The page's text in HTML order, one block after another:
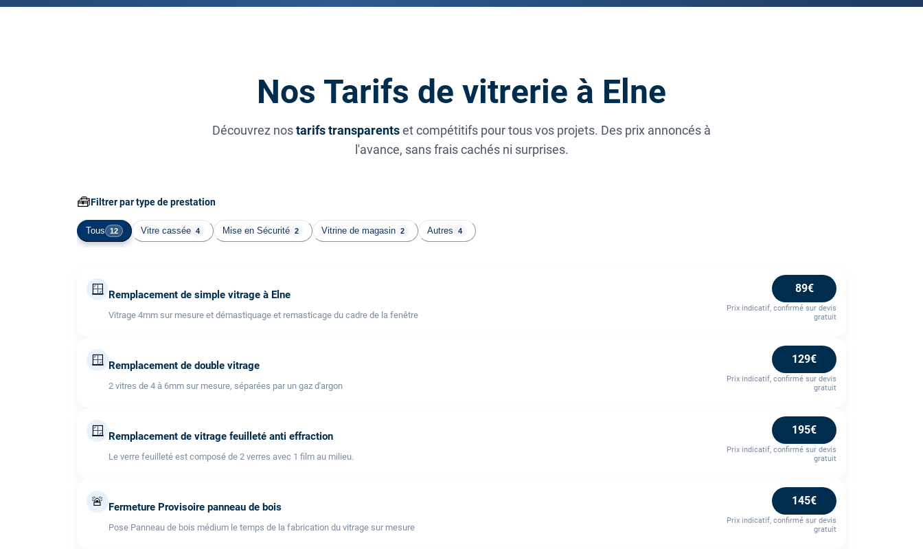
Nos Tarifs de vitrerie à Elne
Découvrez nostarifs transparentset compétitifs pour tous vos projets. Des prix annoncés à
l'avance, sans frais cachés ni surprises.
🧰Filtrer par type de prestation
Tous 12 Vitre cassée 4 Mise en Sécurité 2 Vitrine de magasin 2 Autres 4
🪟 Remplacement de simple vitrage à Elne
Vitrage 4mm sur mesure et démastiquage et remasticage du cadre de la fenêtre
89€
Prix indicatif, confirmé sur devis
gratuit
🪟 Remplacement de double vitrage
2 vitres de 4 à 6mm sur mesure, séparées par un gaz d'argon
129€
Prix indicatif, confirmé sur devis
gratuit
🪟 Remplacement de vitrage feuilleté anti effraction
Le verre feuilleté est composé de 2 verres avec 1 film au milieu.
195€
Prix indicatif, confirmé sur devis
gratuit
🚨 Fermeture Provisoire panneau de bois
Pose Panneau de bois médium le temps de la fabrication du vitrage sur mesure
145€
Prix indicatif, confirmé sur devis
gratuit